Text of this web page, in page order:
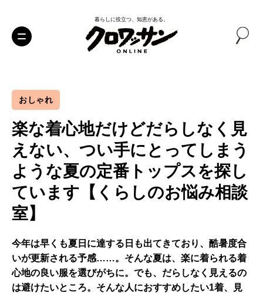
暮らしに役立つ、知恵がある。
おしゃれ
楽な着心地だけどだらしなく見
えない、つい手にとってしまう
ような夏の定番トップスを探し
ています【くらしのお悩み相談
室】
今年は早くも夏日に達する日も出てきており、酷暑度合
いが更新される予感……。そんな夏は、楽に着られる着
心地の良い服を選びがちに。でも、だらしなく見えるの
は避けたいところ。そんな人におすすめしたい1着、見